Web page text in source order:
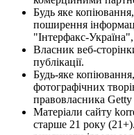
Будь яке
поширення
"Інтерфакс-
Власник веб-
публікації.
Будь-яке
фотографічних
правовласника Getty
Матеріали сайту
старше 21 року